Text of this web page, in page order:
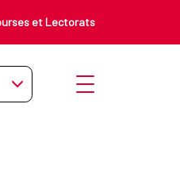
et Lectorats
Ouvrir le menu